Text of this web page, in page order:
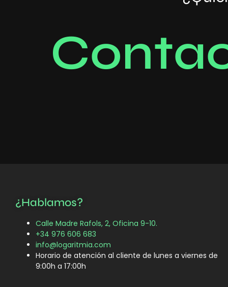
Conta
¿Hablamos?
Calle Madre Rafols, 2, Oficina 9-10.
+34 976 606 683
info@logaritmia.com
Horario de atención al cliente de lunes a viernes de
9:00h a 17:00h